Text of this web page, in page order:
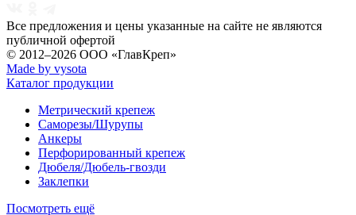
Все предложения и цены указанные на сайте не являются
публичной офертой
© 2012–2026 ООО «ГлавКреп»
Made by vysota
Каталог продукции
Метрический крепеж
Саморезы/Шурупы
Анкеры
Перфорированный крепеж
Дюбеля/Дюбель-гвозди
Заклепки
Посмотреть ещё